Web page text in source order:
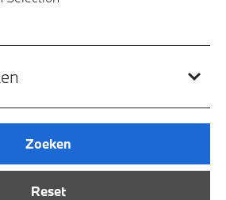
Reset
Zoeken